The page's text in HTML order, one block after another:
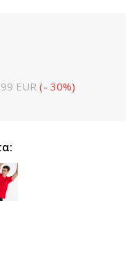
EUR (- 30%)